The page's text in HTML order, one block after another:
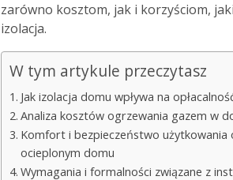
zarówno kosztom, jak i korzyściom,
izolacja.
W tym artykule przeczytasz
Jak izolacja domu wpływa na
Analiza kosztów ogrzewania gazem w
Komfort i bezpieczeństwo
ocieplonym domu
Wymagania i formalności związane z